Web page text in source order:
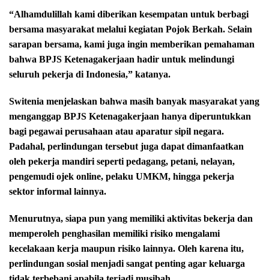
“Alhamdulillah kami diberikan kesempatan untuk berbagi
bersama masyarakat melalui kegiatan Pojok Berkah. Selain
sarapan bersama, kami juga ingin memberikan pemahaman
bahwa BPJS Ketenagakerjaan hadir untuk melindungi
seluruh pekerja di Indonesia,” katanya.
Switenia menjelaskan bahwa masih banyak masyarakat yang
menganggap BPJS Ketenagakerjaan hanya diperuntukkan
bagi pegawai perusahaan atau aparatur sipil negara.
Padahal, perlindungan tersebut juga dapat dimanfaatkan
oleh pekerja mandiri seperti pedagang, petani, nelayan,
pengemudi ojek online, pelaku UMKM, hingga pekerja
sektor informal lainnya.
Menurutnya, siapa pun yang memiliki aktivitas bekerja dan
memperoleh penghasilan memiliki risiko mengalami
kecelakaan kerja maupun risiko lainnya. Oleh karena itu,
perlindungan sosial menjadi sangat penting agar keluarga